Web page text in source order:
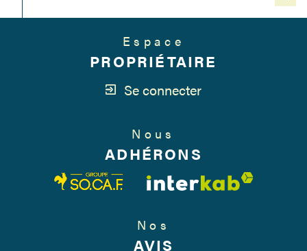
Espace
PROPRIÉTAIRE
Se connecter
Nous
ADHÉRONS
Nos
AVIS